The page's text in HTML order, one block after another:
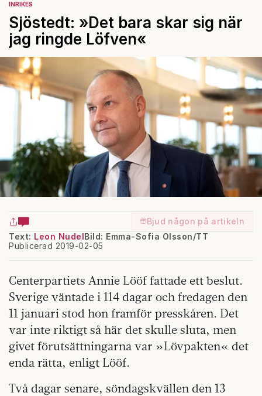
INRIKES
Sjöstedt: »Det bara skar sig när
jag ringde Löfven«
Bjud någon på artikeln
Text: Leon Nudel
Publicerad 2019-02-05
Bild: Emma-Sofia Olsson/TT
Centerpartiets Annie Lööf fattade ett beslut.
Sverige väntade i 114 dagar och fredagen den
11 januari stod hon framför presskåren. Det
var inte riktigt så här det skulle sluta, men
givet förutsättningarna var »Lövpakten« det
enda rätta, enligt Lööf.
Två dagar senare, söndagskvällen den 13